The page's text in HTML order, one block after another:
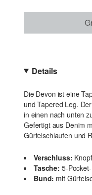
Details
Die Devon ist eine
und Tapered Leg.
in einen nach unten
Gefertigt aus Denim
Gürtelschlaufen und
Verschluss:
Tasche: 5-
Bund: mit